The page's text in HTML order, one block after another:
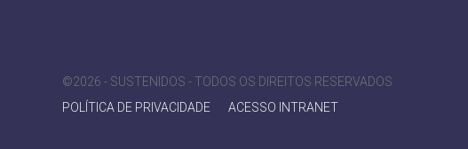
©2026 - SUSTENIDOS - TODOS OS DIREITOS RESERVADOS
POLÍTICA DE PRIVACIDADE
ACESSO INTRANET